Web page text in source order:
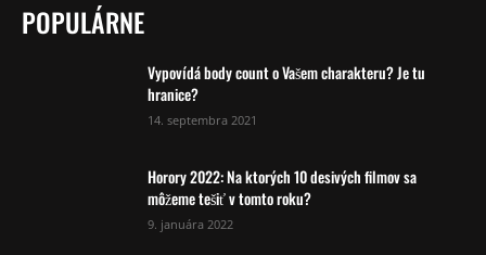
POPULÁRNE
Vypovídá body count o Vašem charakteru? Je tu
hranice?
14. septembra 2021
Horory 2022: Na ktorých 10 desivých filmov sa
môžeme tešiť v tomto roku?
9. januára 2022